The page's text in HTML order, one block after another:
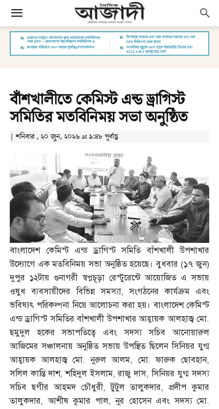
বাঁশখালীতে কেমিস্ট এন্ড ড্রাগিস্ট
সমিতির মতবিনিময় সভা অনুষ্ঠিত
| শনিবার , ২০ জুন, ২০২৬ at ৯:৪৮ পূর্বাহ্ণ
বাংলাদেশ কেমিস্ট এন্ড ড্রাগিস্ট সমিতি বাঁশখালী উপশাখার
উদ্যোগে এক মতবিনিময় সভা অনুষ্ঠিত হয়েছে। বুধবার (১৭ জুন)
দুপুর ১২টায় গুনাগরী স্বপ্নচূড়া রেস্টুরেন্টে আয়োজিত এ সভায়
ওষুধ ব্যবসায়ীদের বিভিন্ন সমস্যা,সংগঠনের কার্যক্রম এবং
ভবিষ্যৎ পরিকল্পনা নিয়ে আলোচনা করা হয়। বাংলাদেশ কেমিস্ট
এন্ড ড্রাগিস্ট সমিতির বাঁশখালী উপশাখার আহ্বায়ক আলহাজ্ব মো.
ছমুদুল হকের সভাপতিত্বে এবং সদস্য সচিব আনোয়ারুল
আজিমের সঞ্চালনায় অনুষ্ঠিত সভায় উপস্থিত ছিলেন সিনিয়র যুগ্ম
আহ্বায়ক আলহাজ্ব মো.নুরুল আলম, মো.ফারুক ছোবহান,
সলিল কান্তি দাশ,শহিদুল ইসলাম,রাজু দাস,সিনিয়র যুগ্ম সদস্য
সচিব ছগীর আহমদ চৌধুরী,টুটুল তালুকদার,প্রদীপ কুমার
তালুকদার,আশীষ কুমার পাল,নুর হোসেন এবং সদস্য মো.